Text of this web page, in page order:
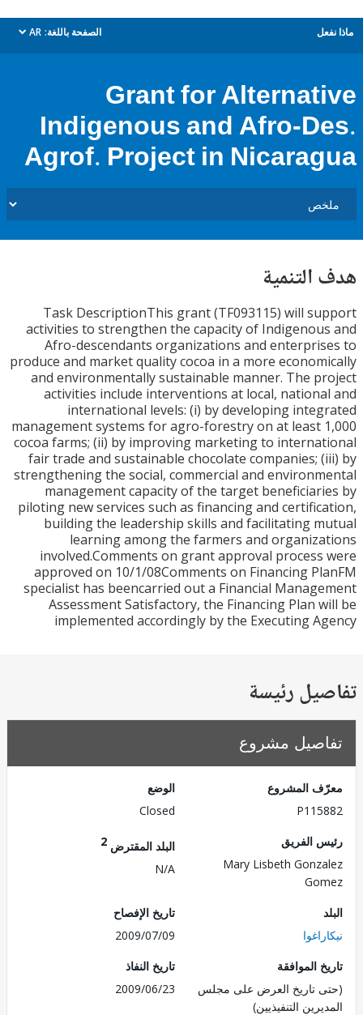
الصفحة باللغة: AR
dropdown
Grant for
Indigenous and Afro-
Agrof. Project in
Task DescriptionThis grant (TF093115) will
activities to strengthen the capacity of
Afro-descendants organizations and
produce and market quality cocoa in a more
and environmentally sustainable manner. The
activities include interventions at local,
international levels: (i) by developing
management systems for agro-forestry on at least
cocoa farms; (ii) by improving marketing to
fair trade and sustainable chocolate companies;
strengthening the social, commercial and
management capacity of the target
piloting new services such as financing and
building the leadership skills and facilitating
learning among the farmers and
involved.Comments on grant approval
approved on 10/1/08Comments on Financing
specialist has beencarried out a Financial
Assessment Satisfactory, the Financing Plan
implemented accordingly by the Executing
رئيسة
مشروع
المشروع
الفريق
Mary Lisbeth
البلد المقترض
تاريخ الإفصاح
2009/07/09
الموافقة
تاريخ العرض على مجلس
التنفيذيين)
تاريخ النفاذ
2009/06/23